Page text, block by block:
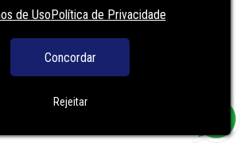
de UsoPolítica de Privacidade
Concordar
Rejeitar